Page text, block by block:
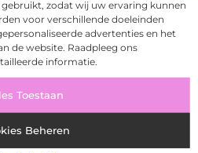
zodat wij uw ervaring kunnen
voor verschillende doeleinden
advertenties en het
de website. Raadpleeg ons
informatie.
Toestaan
Beheren